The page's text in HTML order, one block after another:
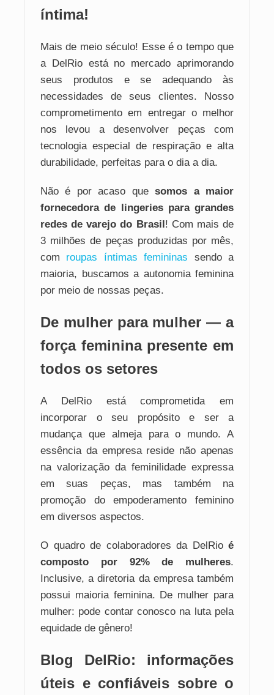
íntima!
Mais de meio século! Esse é o tempo que
a DelRio está no mercado aprimorando
seus produtos e se adequando às
necessidades de seus clientes. Nosso
comprometimento em entregar o melhor
nos levou a desenvolver peças com
tecnologia especial de respiração e alta
durabilidade, perfeitas para o dia a dia.
Não é por acaso quesomos a maior
fornecedora de lingeries para grandes
redes de varejo do Brasil! Com mais de
3 milhões de peças produzidas por mês,
com roupas íntimas femininas sendo a
maioria, buscamos a autonomia feminina
por meio de nossas peças.
De mulher para mulher — a
força feminina presente em
todos os setores
A DelRio está comprometida em
incorporar o seu propósito e ser a
mudança que almeja para o mundo. A
essência da empresa reside não apenas
na valorização da feminilidade expressa
em suas peças, mas também na
promoção do empoderamento feminino
em diversos aspectos.
O quadro de colaboradores da DelRioé
composto por 92% de mulheres.
Inclusive, a diretoria da empresa também
possui maioria feminina. De mulher para
mulher: pode contar conosco na luta pela
equidade de gênero!
Blog DelRio: informações
úteis e confiáveis sobre o